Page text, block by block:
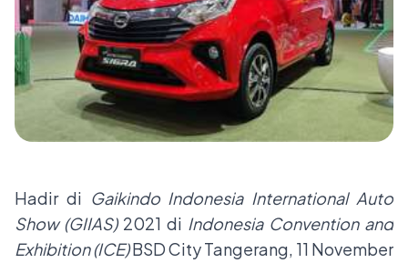
Hadir di Gaikindo Indonesia International Auto
Show (GIIAS)2021 di Indonesia Convention and
Exhibition (ICE)BSD City Tangerang, 11 November